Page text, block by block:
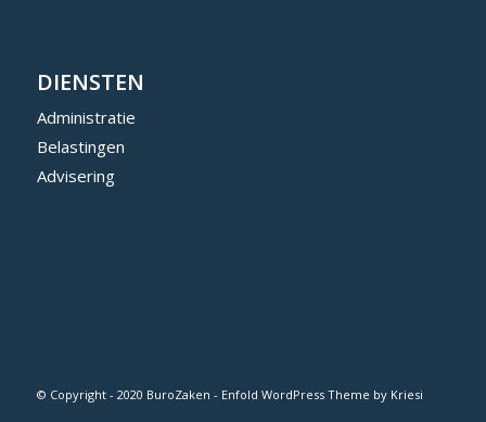
DIENSTEN
Administratie
Belastingen
Advisering
© Copyright - 2020 BuroZaken - Enfold WordPress Theme by Kriesi